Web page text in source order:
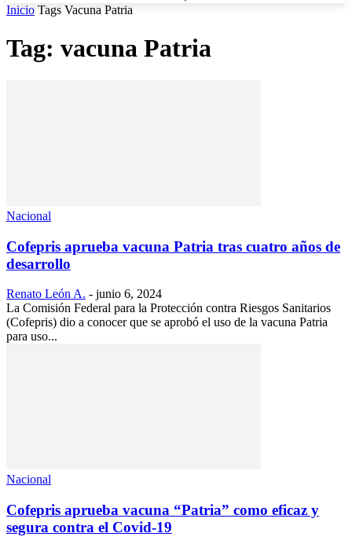
Inicio Tags Vacuna Patria
Tag: vacuna Patria
Nacional
Cofepris aprueba vacuna Patria tras cuatro años de
desarrollo
Renato León A. - junio 6, 2024
La Comisión Federal para la Protección contra Riesgos Sanitarios
(Cofepris) dio a conocer que se aprobó el uso de la vacuna Patria
para uso...
Nacional
Cofepris aprueba vacuna “Patria” como eficaz y
segura contra el Covid-19